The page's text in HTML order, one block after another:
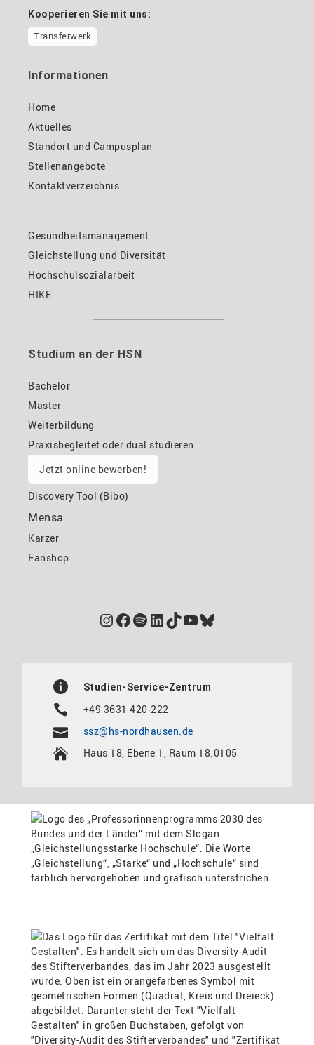
Kooperieren Sie mit uns:
Transferwerk
Informationen
Home
Aktuelles
Standort und Campusplan
Stellenangebote
Kontaktverzeichnis
Gesundheitsmanagement
Gleichstellung und Diversität
Hochschulsozialarbeit
HIKE
Studium an der HSN
Bachelor
Master
Weiterbildung
Praxisbegleitet oder dual studieren
Jetzt online bewerben!
Discovery Tool (Bibo)
Mensa
Karzer
Fanshop
Instagram
Facebook
Spotify
LinkedIn
TikTok
YouTube
Bluesky
Studien-Service-Zentrum
+49 3631 420-222
ssz@hs-nordhausen.de
Haus 18, Ebene 1, Raum 18.0105